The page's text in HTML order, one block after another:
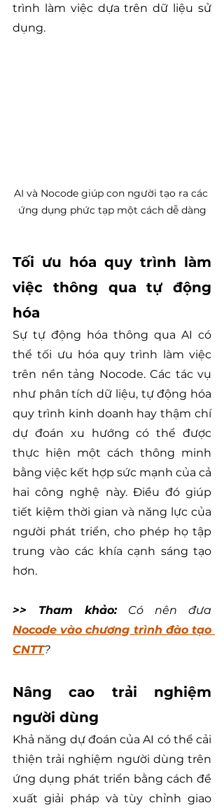
trình làm việc dựa trên dữ liệu sử
dụng.
AI và Nocode giúp con người tạo ra các
ứng dụng phức tạp một cách dễ dàng
Tối ưu hóa quy trình làm
việc thông qua tự động
hóa
Sự tự động hóa thông qua AI có
thể tối ưu hóa quy trình làm việc
trên nền tảng Nocode. Các tác vụ
như phân tích dữ liệu, tự động hóa
quy trình kinh doanh hay thậm chí
dự đoán xu hướng có thể được
thực hiện một cách thông minh
bằng việc kết hợp sức mạnh của cả
hai công nghệ này. Điều đó giúp
tiết kiệm thời gian và năng lực của
người phát triển, cho phép họ tập
trung vào các khía cạnh sáng tạo
hơn.
>> Tham khảo:
Nocode vào chương trình đào tạo
CNTT?
Nâng cao trải nghiệm
người dùng
Khả năng dự đoán của AI có thể cải
thiện trải nghiệm người dùng trên
ứng dụng phát triển bằng cách đề
xuất giải pháp và tùy chỉnh giao